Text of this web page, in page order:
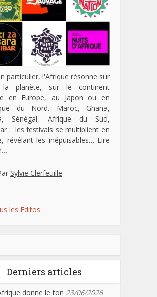
particulier, l'Afrique résonne sur
planète, sur le continent
en Europe, au Japon ou en
du Nord. Maroc, Ghana,
Sénégal, Afrique du Sud,
: les festivals se multiplient en
révélant les inépuisables… Lire
Sylvie Clerfeuille
les Editos
Derniers articles
donne le ton 23/06/2026